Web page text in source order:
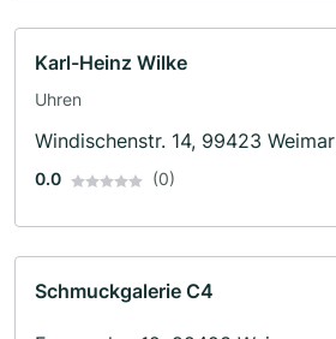
Karl-Heinz Wilke
Uhren
Windischenstr. 14, 99423 Weimar
0.0 (0)
Schmuckgalerie C4